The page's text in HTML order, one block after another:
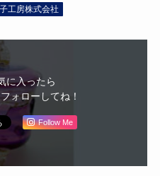
工房株式会社
に入ったら
ォローしてね！
Follow Me